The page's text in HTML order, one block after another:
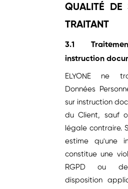
QUALITÉ DE
TRAITANT
3.1
instruction
ELYONE ne
Données
sur instruction
du Client, sauf
légale contraire.
estime qu'une
constitue une
RGPD ou
disposition